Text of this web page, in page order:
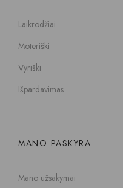
Laikrodžiai
Moteriški
Vyriški
Išpardavimas
MANO PASKYRA
Mano užsakymai